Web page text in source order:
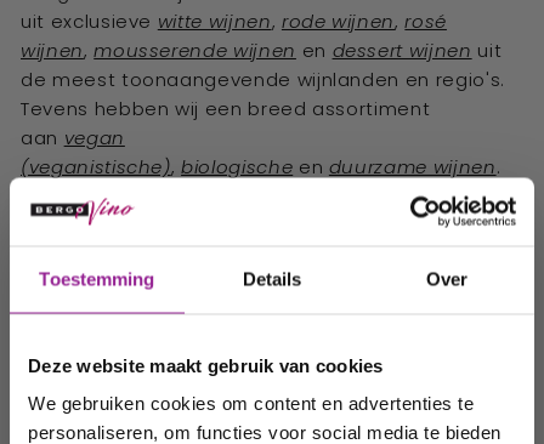
Toestemming Details Over
Deze website maakt gebruik van cookies
We gebruiken cookies om content en advertenties te
personaliseren, om functies voor social media te bieden
uit exclusieve witte wijnen, rode wijnen,rosé
wijnen,mousserende wijnen en dessert wijnen uit
de meest toonaangevende wijnlanden en regio's.
Tevens hebben wij een breed assortiment
aan vegan
(veganistische),biologische en duurzame wijnen.
Al onze wijnen zijn per fles te bestellen en worden
geleverd met een
u het verhaal achter de wijn en het wijnhuis kunt
ontdekken. Wij streven ernaar om uw wijn binnen
euro wordt uw wijn gratis thuisbezorgd
Ontvang 10%
korting op uw
volgende
order!